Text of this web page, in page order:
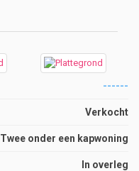
------
Verkocht
Twee onder een kapwoning
In overleg